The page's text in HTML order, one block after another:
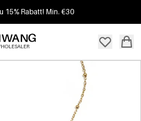
15% Rabatt! Min. €30